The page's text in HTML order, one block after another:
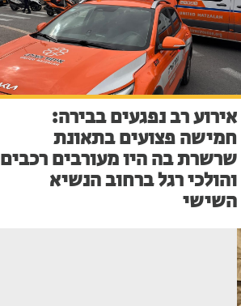
אירוע רב נפגעים בבירה:
חמישה פצועים בתאונת
שרשרת בה היו מעורבים רכבים
והולכי רגל ברחוב הנשיא
השישי